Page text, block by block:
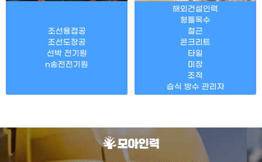
조선용접공
조선도장공
선박 전기원
n송전전기원
해외건설인력
형틀목수
철근
콘크리트
타일
미장
조적
습식 방수 관리자